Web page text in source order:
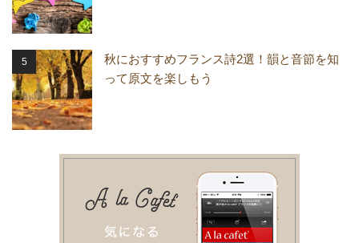
秋におすすめフランス詩2選！韻と音節を知
って原文を楽しもう